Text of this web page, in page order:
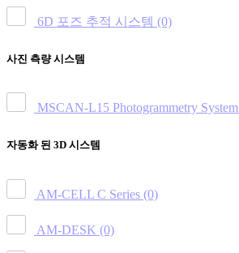
6D 포즈 추적 시스템 (0)
사진 측량 시스템
MSCAN-L15 Photogrammetry System
자동화 된 3D 시스템
AM-CELL C Series (0)
AM-DESK (0)